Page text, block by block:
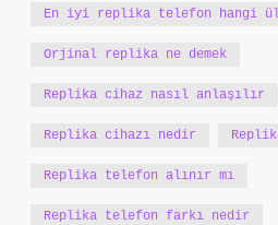
En iyi replika telefon hangi
Orjinal replika ne demek
Replika cihaz nasıl anlaşılır
Replika cihazı nedir
Replika telefon alınır mı
Replika telefon farkı nedir